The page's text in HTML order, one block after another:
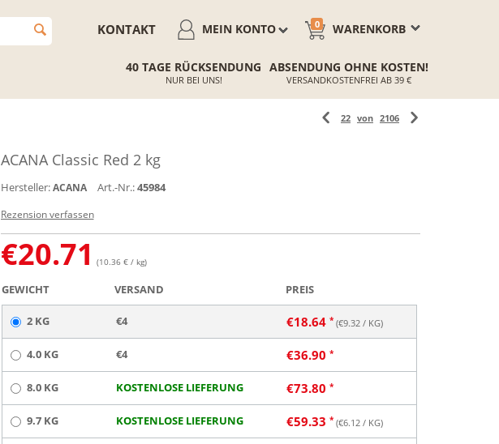
WARENKORB
0
MEIN KONTO
KONTAKT
40 TAGE RÜCKSENDUNG
NUR BEI UNS!
ABSENDUNG OHNE KOSTEN!
VERSANDKOSTENFREI AB 39 €
22 von 2106
ACANA Classic Red 2 kg
Hersteller: ACANA Art.-Nr.:45984
Rezension verfassen
€20.71 (10.36 € / kg)
GEWICHT VERSAND PREIS
2 KG €4 €18.64 (€9.32/ KG)
4.0 KG €4 €36.90
8.0 KG KOSTENLOSE LIEFERUNG €73.80
9.7 KG KOSTENLOSE LIEFERUNG €59.33 (€6.12/ KG)